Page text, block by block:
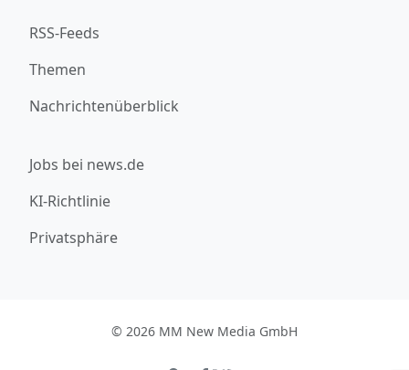
RSS-Feeds
Themen
Nachrichtenüberblick
Jobs bei news.de
KI-Richtlinie
Privatsphäre
© 2026 MM New Media GmbH